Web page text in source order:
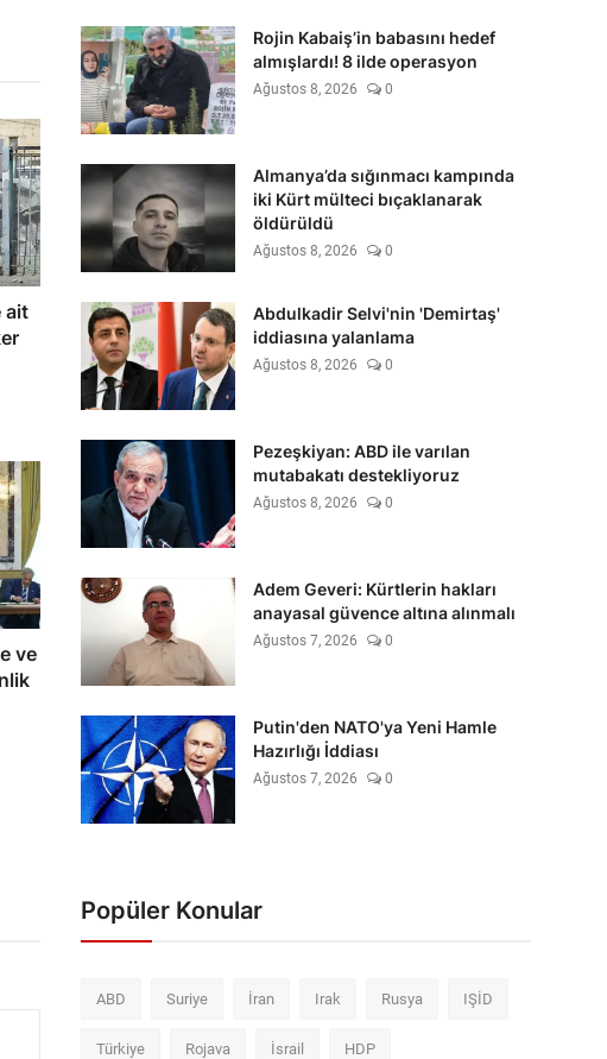
ait
ve
Rojin Kabaiş’in babasını hedef
almışlardı! 8 ilde operasyon
Ağustos 8, 2026 0
Almanya’da sığınmacı kampında
iki Kürt mülteci bıçaklanarak
öldürüldü
Ağustos 8, 2026 0
Abdulkadir Selvi'nin 'Demirtaş'
iddiasına yalanlama
Ağustos 8, 2026 0
Pezeşkiyan: ABD ile varılan
mutabakatı destekliyoruz
Ağustos 8, 2026 0
Adem Geveri: Kürtlerin hakları
anayasal güvence altına alınmalı
Ağustos 7, 2026 0
Putin'den NATO'ya Yeni Hamle
Hazırlığı İddiası
Ağustos 7, 2026 0
Popüler Konular
ABD Suriye İran Irak Rusya IŞİD
Türkiye Rojava İsrail HDP